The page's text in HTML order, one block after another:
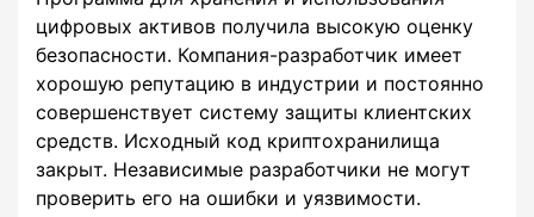
цифровых активов получила высокую оценку
безопасности. Компания-разработчик имеет
хорошую репутацию в индустрии и постоянно
совершенствует систему защиты клиентских
средств. Исходный код криптохранилища
закрыт. Независимые разработчики не могут
проверить его на ошибки и уязвимости.